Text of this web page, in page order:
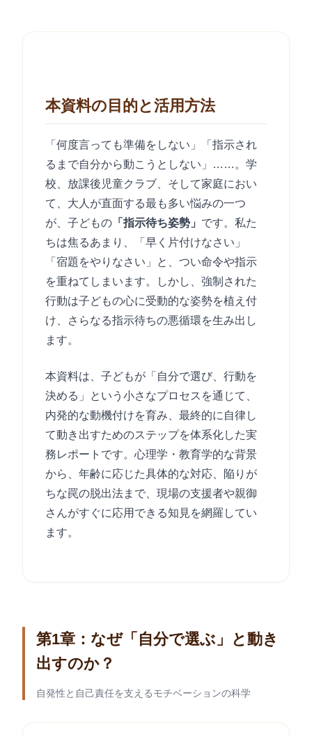
本資料の目的と活用方法
「何度言っても準備をしない」「指示され
るまで自分から動こうとしない」……。学
校、放課後児童クラブ、そして家庭におい
て、大人が直面する最も多い悩みの一つ
が、子どもの 「指示待ち姿勢」 です。私た
ちは焦るあまり、「早く片付けなさい」
「宿題をやりなさい」と、つい命令や指示
を重ねてしまいます。しかし、強制された
行動は子どもの心に受動的な姿勢を植え付
け、さらなる指示待ちの悪循環を生み出し
ます。
本資料は、子どもが「自分で選び、行動を
決める」という小さなプロセスを通じて、
内発的な動機付けを育み、最終的に自律し
て動き出すためのステップを体系化した実
務レポートです。心理学・教育学的な背景
から、年齢に応じた具体的な対応、陥りが
ちな罠の脱出法まで、現場の支援者や親御
さんがすぐに応用できる知見を網羅してい
ます。
第1章：なぜ「自分で選ぶ」と動き
出すのか？
自発性と自己責任を支えるモチベーションの科学